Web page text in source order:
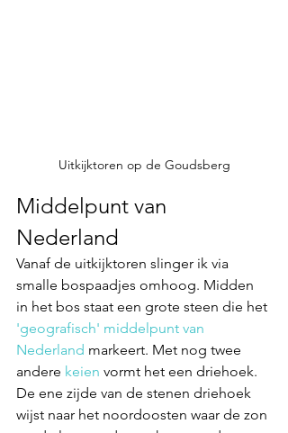
Uitkijktoren op de Goudsberg
Middelpunt van
Nederland
Vanaf de uitkijktoren slinger ik via
smalle bospaadjes omhoog. Midden
in het bos staat een grote steen die het
'geografisch' middelpunt van
Nederland markeert. Met nog twee
andere keien vormt het een driehoek.
De ene zijde van de stenen driehoek
wijst naar het noordoosten waar de zon